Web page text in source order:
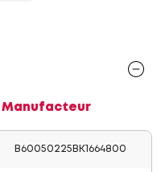
Manufacteur
B60050225BK1664800